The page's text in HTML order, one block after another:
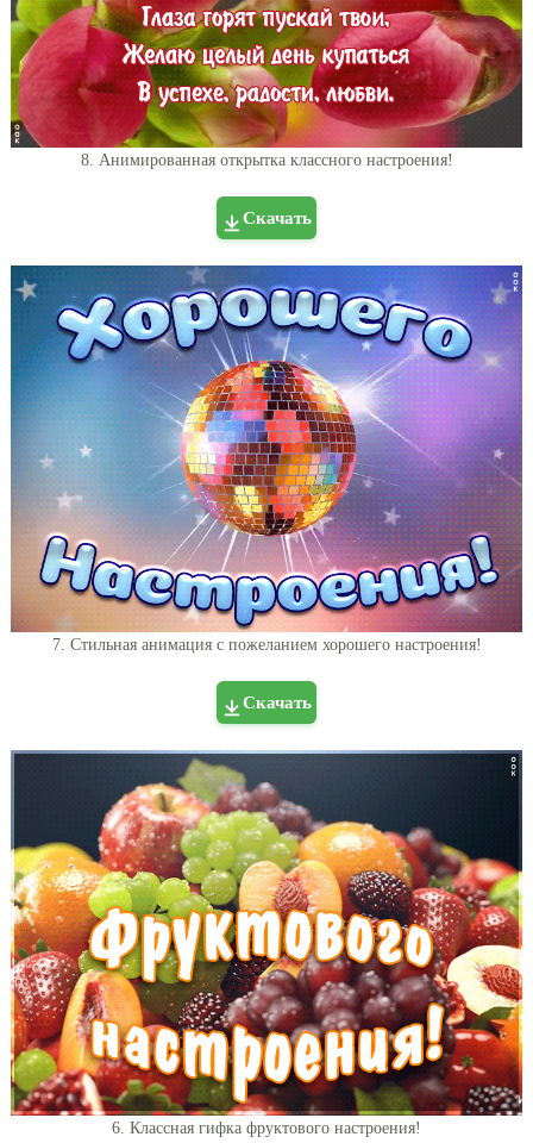
8. Анимированная открытка классного настроения!
Скачать
7. Стильная анимация с пожеланием хорошего настроения!
Скачать
6. Классная гифка фруктового настроения!